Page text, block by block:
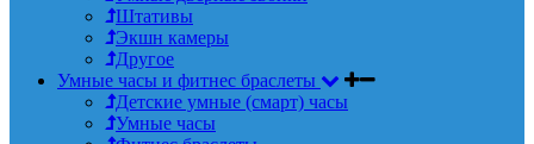
Штативы
Экшн камеры
Другое
Умные часы и фитнес браслеты
Детские умные (смарт) часы
Умные часы